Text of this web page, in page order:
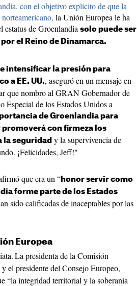
con el objetivo explícito de que la
la Unión Europea le ha
estatus de Groenlandia solo puede ser
el Reino de Dinamarca.
intensificar la presión para
a EE. UU., aseguró en un mensaje en
que nombro al GRAN Gobernador de
Especial de los Estados Unidos a
de Groenlandia para
con firmeza los
la seguridad y la supervivencia de
¡Felicidades, Jeff!"
que era un “ honor servir como
forme parte de los Estados
sido calificadas de inaceptables por las
Europea
La presidenta de la Comisión
y el presidente del Consejo Europeo,
“la integridad territorial y la soberanía